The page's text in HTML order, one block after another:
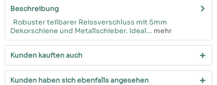
Beschreibung
Robuster teilbarer Reissverschluss mit 5mm
Dekorschiene und Metallschieber. Ideal... mehr
Kunden kauften auch
Kunden haben sich ebenfalls angesehen